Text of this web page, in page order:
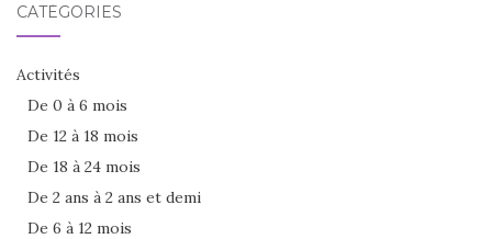
CATÉGORIES
Activités
De 0 à 6 mois
De 12 à 18 mois
De 18 à 24 mois
De 2 ans à 2 ans et demi
De 6 à 12 mois